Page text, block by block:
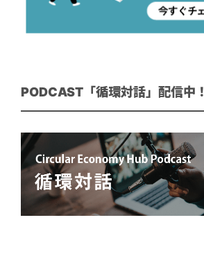
PODCAST「循環対話」配信中！